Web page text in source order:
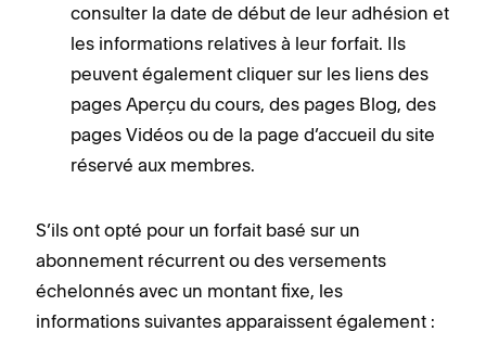
consulter la date de début de leur adhésion et
les informations relatives à leur forfait. Ils
peuvent également cliquer sur les liens des
pages Aperçu du cours, des pages Blog, des
pages Vidéos ou de la page d’accueil du site
réservé aux membres.
S’ils ont opté pour un forfait basé sur un
abonnement récurrent ou des versements
échelonnés avec un montant fixe, les
informations suivantes apparaissent également :